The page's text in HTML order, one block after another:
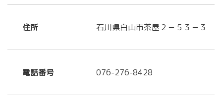
住所 石川県白山市茶屋２－５３－３
電話番号 076-276-8428